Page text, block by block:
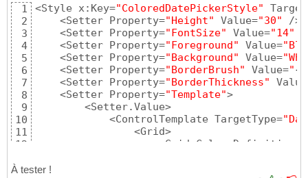
41
42
43
44
45
46
47
48
49
50
51
52
54
                        ToolTip=
"Ouvrir le
                        <Viewbox Width=
"16"
                            <Canvas Width=
<!-- Icône calendrier
                                <Path Data=
                                  Fill=
                            </Canvas>
                        </Viewbox>
                    </Button>
                </Grid>
            </ControlTemplate>
        </Setter.Value>
</Style>
1
2
3
4
5
6
7
8
9
10
11
12
14
<Style x:Key="ColoredDatePickerStyle"
    <Setter Property=
"Height" Value="30"
/>
    <Setter Property=
"FontSize" Value="14"
    <Setter Property=
"Foreground" Value=
    <Setter Property=
"Background" Value=
    <Setter Property=
"BorderBrush" Value="{
    <Setter Property=
"BorderThickness"
    <Setter Property=
"Template">
        <Setter.Value>
            <ControlTemplate TargetType=
                <Grid>
                    <Grid.ColumnDefinitions>
<ColumnDefinition
À tester !